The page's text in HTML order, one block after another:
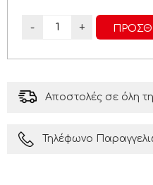
- +
Αποστολές σε όλη
Τηλέφωνο